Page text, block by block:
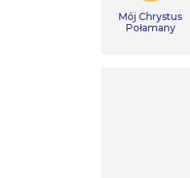
Mój Chrystus
Połamany